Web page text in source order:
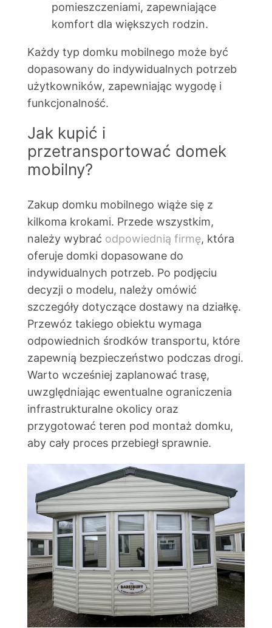
pomieszczeniami, zapewniające
komfort dla większych rodzin.
Każdy typ domku mobilnego może być
dopasowany do indywidualnych potrzeb
użytkowników, zapewniając wygodę i
funkcjonalność.
Jak kupić i
przetransportować domek
mobilny?
Zakup domku mobilnego wiąże się z
kilkoma krokami. Przede wszystkim,
należy wybrać odpowiednią firmę, która
oferuje domki dopasowane do
indywidualnych potrzeb. Po podjęciu
decyzji o modelu, należy omówić
szczegóły dotyczące dostawy na działkę.
Przewóz takiego obiektu wymaga
odpowiednich środków transportu, które
zapewnią bezpieczeństwo podczas drogi.
Warto wcześniej zaplanować trasę,
uwzględniając ewentualne ograniczenia
infrastrukturalne okolicy oraz
przygotować teren pod montaż domku,
aby cały proces przebiegł sprawnie.